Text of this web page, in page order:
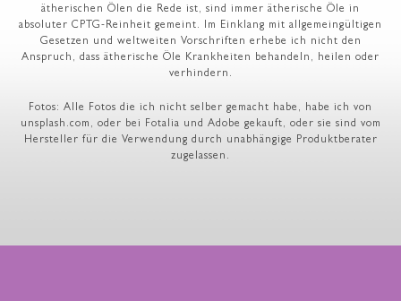
ätherischen Ölen die Rede ist, sind immer ätherische Öle in
absoluter CPTG-Reinheit gemeint. Im Einklang mit allgemeingültigen
Gesetzen und weltweiten Vorschriften erhebe ich nicht den
Anspruch, dass ätherische Öle Krankheiten behandeln, heilen oder
verhindern.
Fotos: Alle Fotos die ich nicht selber gemacht habe, habe ich von
unsplash.com, oder bei Fotalia und Adobe gekauft, oder sie sind vom
Hersteller für die Verwendung durch unabhängige Produktberater
zugelassen.